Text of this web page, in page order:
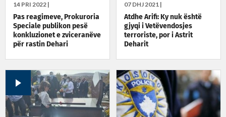
14 PRI 2022 |
Pas reagimeve, Prokuroria
Speciale publikon pesë
konkluzionet e zviceranëve
për rastin Dehari
07 DHJ 2021 |
Atdhe Arifi: Ky nuk është
gjyqi i Vetëvendosjes
terroriste, por i Astrit
Deharit